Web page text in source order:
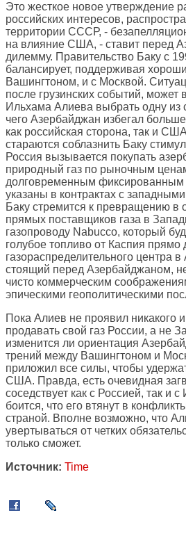
Это жесткое новое утверждение
российских интересов,
территории СССР, -
на влияние США, - ставит перед
дилемму. Правительство Баку с
балансирует, поддерживая
Вашингтоном, и с Москвой.
после грузинских событий, может
Ильхама Алиева выбрать одну из
чего Азербайджан избегал
как российская сторона, так и
стараются соблазнить Баку
Россия вызывается покупать
природный газ по рыночным
долговременным фиксированным
указаны в контрактах с
Баку стремится к превращению в
прямых поставщиков газа в
газопроводу Nabucco, который
голубое топливо от Каспия прямо
газораспределительного центра
стоящий перед Азербайджаном,
чисто коммерческим
эпическими геополитическими
Пока Алиев не проявил никакого
продавать свой газ России, а не
изменится ли ориентация
трений между Вашингтоном и
приложил все силы, чтобы
США. Правда, есть очевидная
соседствует как с Россией, так и
боится, что его втянут в
страной. Вполне возможно, что
увертываться от четких
только сможет.
Источник: Time